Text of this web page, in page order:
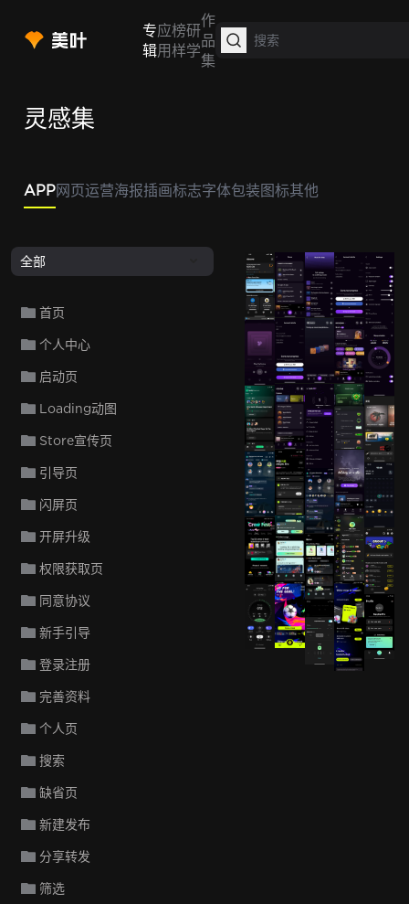
专
辑
应
用
榜
样
研
学
作
品
集
灵感集
APP网页运营海报插画标志字体包装图标其他
全部
首页
个人中心
启动页
Loading动图
Store宣传页
引导页
闪屏页
开屏升级
权限获取页
同意协议
新手引导
登录注册
完善资料
个人页
搜索
缺省页
新建发布
分享转发
筛选
Loóna
Loóna
Loóna
Loóna
Loóna
Loóna
Loóna
Loóna
Loóna